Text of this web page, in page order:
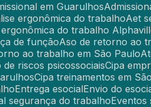
em Guarulhos
ergonômica do trabalho
Aet
ergonômica do trabalho
de função
Aso de retorno ao
ao trabalho em São Paulo
de riscos psicossociais Cipa
Cipa treinamentos em
Entrega esocial Envio do
segurança do trabalho Eventos